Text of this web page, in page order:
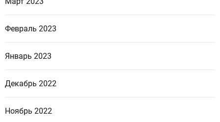
Февраль 2023
Январь 2023
Декабрь 2022
Ноябрь 2022